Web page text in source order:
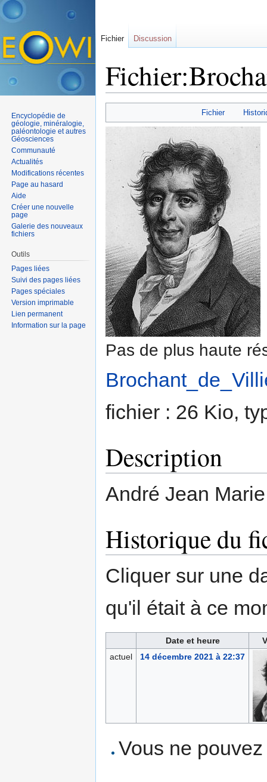
Fichier
Pas de plus haute
fichier : 26 Kio,
Description
André Jean
Historique du
Cliquer sur une
qu'il était à ce
Date et heure
actuel
14 décembre 2021 à 22:37
Vous ne
Fichier Discussion
Encyclopédie de
géologie, minéralogie,
paléontologie et autres
Géosciences
Communauté
Actualités
Modifications récentes
Page au hasard
Aide
Créer une nouvelle
page
Galerie des nouveaux
fichiers
Outils
Pages liées
Suivi des pages liées
Pages spéciales
Version imprimable
Lien permanent
Information sur la page